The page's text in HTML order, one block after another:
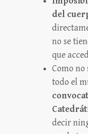
del
no se
que
Como no
todo el
decir